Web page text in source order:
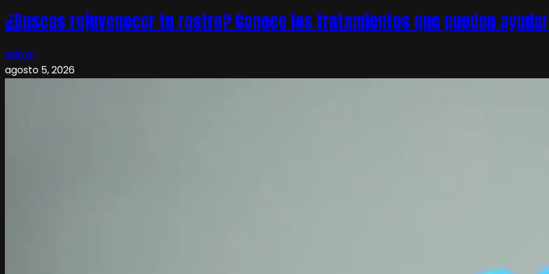
¿Buscas rejuvenecer tu rostro? Conoce los tratamientos que pueden
admin
agosto 5, 2026